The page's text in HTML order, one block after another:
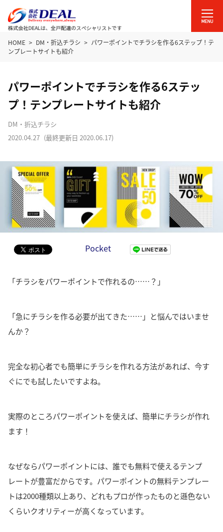
HOME DM・折込チラシ
パワーポイントでチラシを作る6ステップ！テ
ンプレートサイトも紹介
パワーポイントでチラシを作る6ステッ
プ！テンプレートサイトも紹介
DM・折込チラシ
2020.04.27 (最終更新日 2020.06.17)
Pocket
「チラシをパワーポイントで作れるの……？」
「急にチラシを作る必要が出てきた……」と悩んではいませ
んか？
完全な初心者でも簡単にチラシを作れる方法があれば、今す
ぐにでも試したいですよね。
実際のところパワーポイントを使えば、簡単にチラシが作れ
ます！
なぜならパワーポイントには、誰でも無料で使えるテンプ
レートが豊富だからです。パワーポイントの無料テンプレー
トは2000種類以上あり、どれもプロが作ったものと遜色ない
くらいクオリティーが高くなっています。